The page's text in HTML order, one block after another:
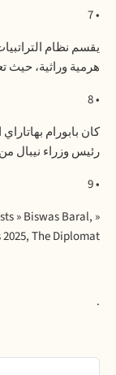
• 7
يقسم نظام
هرمية وراثية، حيث
• 8
كان بابورام بهاتاراي
رئيس وزراء نيبال من
• 9
» Biswas Baral,
2025, The Diplomat.
.
بحث